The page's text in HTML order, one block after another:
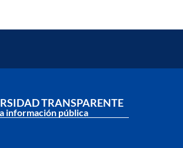
TRANSPARENTE
información pública